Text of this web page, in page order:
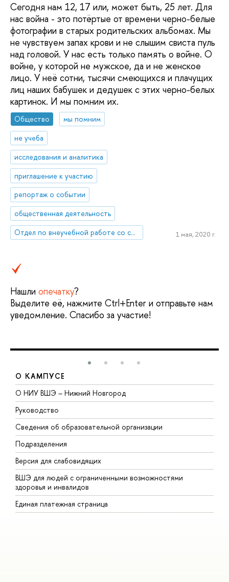
Сегодня нам 12, 17 или, может быть, 25 лет. Для
нас война - это потёртые от времени черно-белые
фотографии в старых родительских альбомах. Мы
не чувствуем запах крови и не слышим свиста пуль
над головой. У нас есть только память о войне. О
войне, у которой не мужское, да и не женское
лицо. У неё сотни, тысячи смеющихся и плачущих
лиц наших бабушек и дедушек с этих черно-белых
картинок. И мы помним их.
Общество
мы помним
не учеба
исследования и аналитика
приглашение к участию
репортаж о событии
общественная деятельность
Отдел по внеучебной работе со студентами (Нижний Новгород)
1 мая, 2020 г.
Нашли опечатку?
Выделите её, нажмите Ctrl+Enter и отправьте нам
уведомление. Спасибо за участие!
О КАМПУСЕ
О НИУ ВШЭ – Нижний Новгород
Руководство
Сведения об образовательной организации
Подразделения
Версия для слабовидящих
ВШЭ для людей с ограниченными возможностями
здоровья и инвалидов
Единая платежная страница